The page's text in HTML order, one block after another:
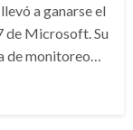
a ganarse el
de Microsoft. Su
de monitoreo…